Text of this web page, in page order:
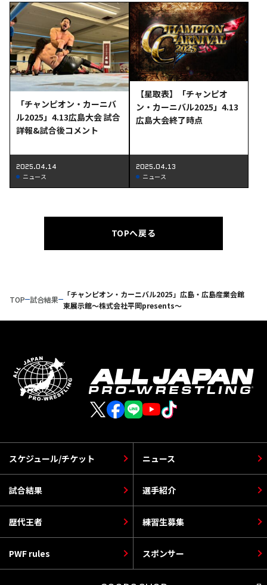
「チャンピオン・カーニバ
ル2025」4.13広島大会 試合
詳報&試合後コメント
2025.04.14
ニュース
【星取表】「チャンピオ
ン・カーニバル2025」4.13
広島大会終了時点
2025.04.13
ニュース
TOPへ戻る
TOP 試合結果
「チャンピオン・カーニバル2025」広島・広島産業会館
東展示館～株式会社平岡presents～
スケジュール/チケット
選手紹介
PWF rules
ニュース
歴代王者
スポンサー
試合結果
練習生募集